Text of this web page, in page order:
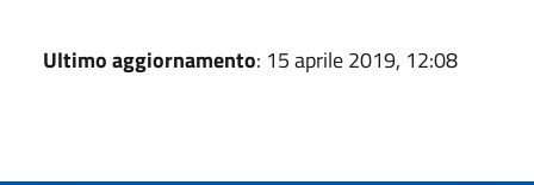
Ultimo aggiornamento: 15 aprile 2019, 12:08